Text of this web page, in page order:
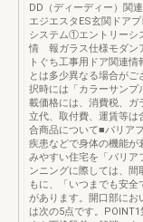
DD（ディーディー）関
エジエスタES玄関ドア
システム①エントリー
情 報ガラス仕様モダン
トぐち工事用ドア関連
とは多少異なる場合が
択時には「カラーサンプ
載価格には、消費税、ガ
立代、取付費、運賃等は
合商品について■バリア
疾患などで身体の機能が
みやすい住宅を「バリア
ンニングに際しては、間
もに、「いつまでも安
があります。開口部にお
は次の5点です。